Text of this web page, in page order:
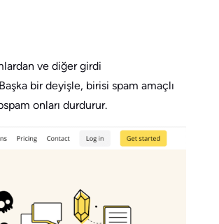
ve diğer girdi
bir deyişle, birisi spam amaçlı
onları durdurur.